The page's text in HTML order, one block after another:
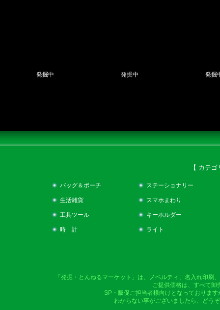
発掘中 発掘中 発掘
【 カテ
バッグ＆ポーチ ステーショナリー
生活雑貨 スマホまわり
工具ツール キーホルダー
時 計 ライト
「発掘・とんねるマーケット」は、ノベルティ、名入れ印
ご提供価格は、すべて卸
SP・販促ご担当者様向けとなっておりま
わからない事がございましたら、どう